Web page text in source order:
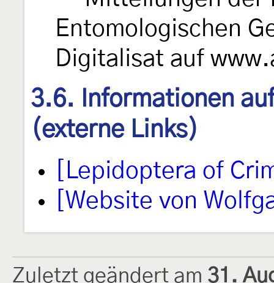
Entomologischen
Digitalisat auf
3.6. Informationen
(externe Links)
[Lepidoptera of
[Website von
Zuletzt geändert am 31.